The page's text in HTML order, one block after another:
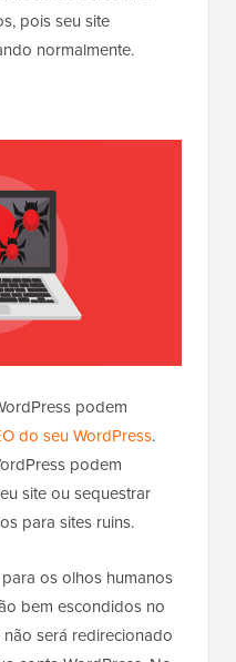
pois seu site
normalmente.
podem
do seu WordPress.
podem
site ou sequestrar
para sites ruins.
os olhos humanos
bem escondidos no
será redirecionado